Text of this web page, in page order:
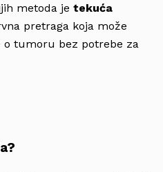
metoda je tekuća
pretraga koja može
tumoru bez potrebe za